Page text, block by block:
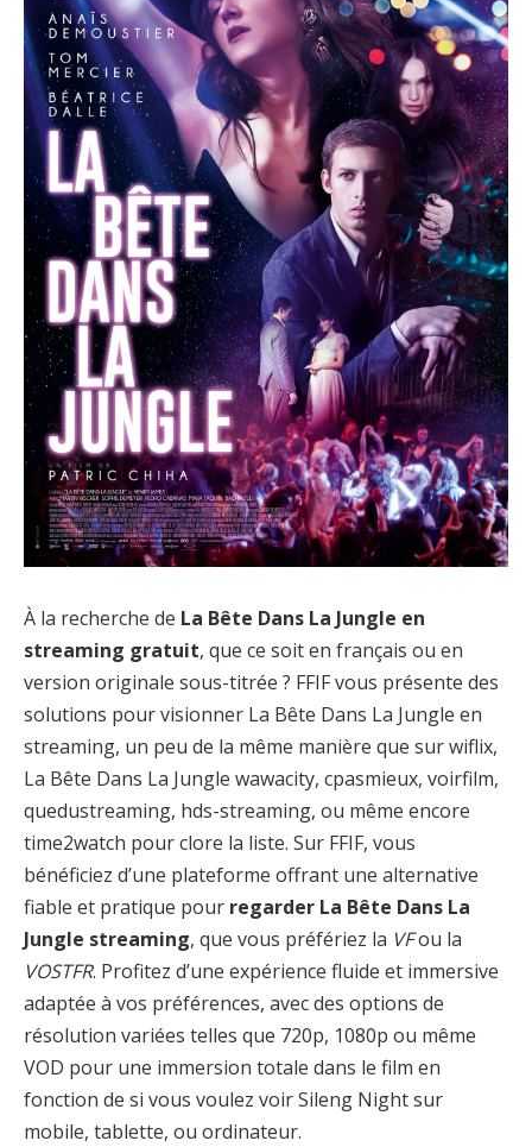
À la recherche de La Bête Dans La Jungle en
streaming gratuit, que ce soit en français ou en
version originale sous-titrée ? FFIF vous présente des
solutions pour visionner La Bête Dans La Jungle en
streaming, un peu de la même manière que sur wiflix,
La Bête Dans La Jungle wawacity, cpasmieux, voirfilm,
quedustreaming, hds-streaming, ou même encore
time2watch pour clore la liste. Sur FFIF, vous
bénéficiez d’une plateforme offrant une alternative
fiable et pratique pour regarder La Bête Dans La
Jungle streaming, que vous préfériez la VFou la
VOSTFR. Profitez d’une expérience fluide et immersive
adaptée à vos préférences, avec des options de
résolution variées telles que 720p, 1080p ou même
VOD pour une immersion totale dans le film en
fonction de si vous voulez voir Sileng Night sur
mobile, tablette, ou ordinateur.